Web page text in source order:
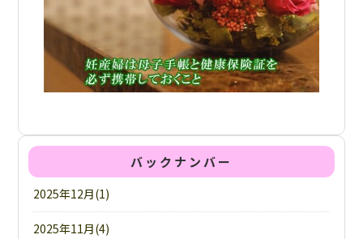
バックナンバー
2025年12月(1)
2025年11月(4)